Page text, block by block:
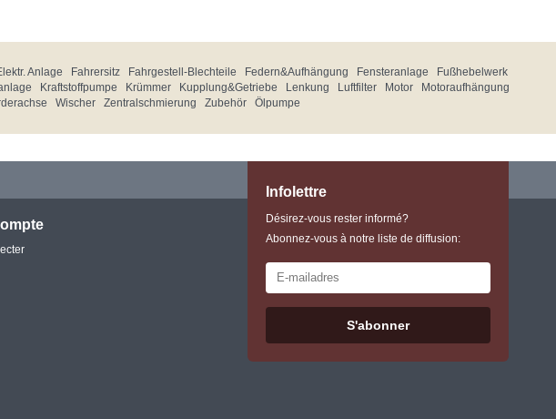
Anlage Fahrersitz Fahrgestell-Blechteile Federn&Aufhängung Fensteranlage
Fußhebelwerk
Kraftstoffpumpe Krümmer Kupplung&Getriebe Lenkung Luftfilter Motor
Motoraufhängung
Wischer Zentralschmierung Zubehör Ölpumpe
Infolettre
Désirez-vous rester informé?
Abonnez-vous à notre liste de diffusion:
S'abonner